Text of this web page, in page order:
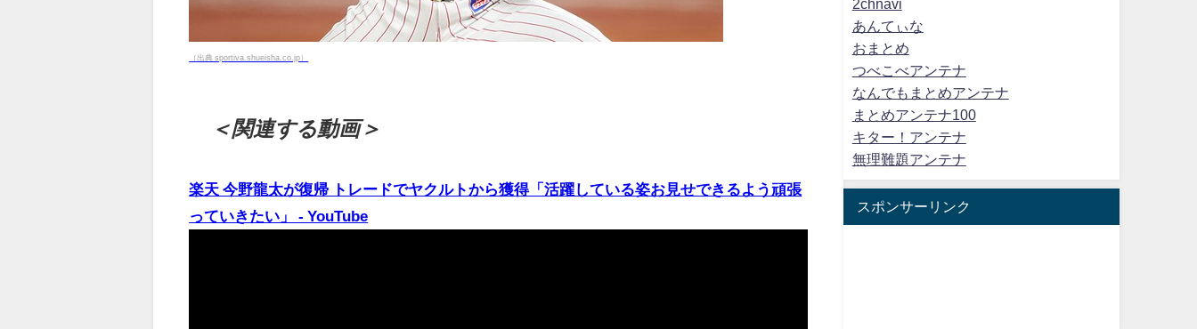
（出典 sportiva.shueisha.co.jp）
＜関連する動画＞
楽天 今野龍太が復帰 トレードでヤクルトから獲得「活躍している姿お見せできるよう頑張
っていきたい」 - YouTube
2chnavi
あんてぃな
おまとめ
つべこべアンテナ
なんでもまとめアンテナ
まとめアンテナ100
キター！アンテナ
無理難題アンテナ
スポンサーリンク